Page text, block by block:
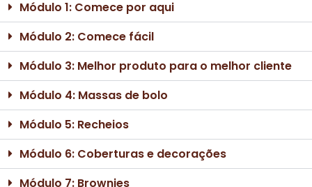
Módulo 1: Comece por aqui
Módulo 2: Comece fácil
Módulo 3: Melhor produto para o melhor cliente
Módulo 4: Massas de bolo
Módulo 5: Recheios
Módulo 6: Coberturas e decorações
Módulo 7: Brownies